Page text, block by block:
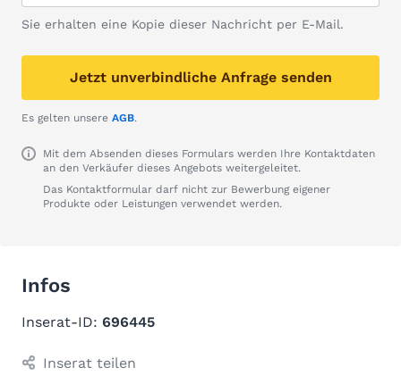
Sie erhalten eine Kopie dieser Nachricht per E-Mail.
Jetzt unverbindliche Anfrage senden
Es gelten unsere AGB.
Mit dem Absenden dieses Formulars werden Ihre Kontaktdaten
an den Verkäufer dieses Angebots weitergeleitet.
Das Kontaktformular darf nicht zur Bewerbung eigener
Produkte oder Leistungen verwendet werden.
Infos
Inserat-ID: 696445
Inserat teilen